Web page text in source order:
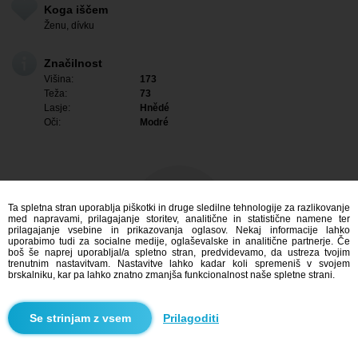
Koga iščem
Ženu, dívku
Značilnost
Višina:
173
Teža:
73
Lasje:
Hnědé
Oči:
Modré
Me zanima
Iskanje
Ta spletna stran uporablja piškotki in druge sledilne tehnologije za razlikovanje
med napravami, prilagajanje storitev, analitične in statistične namene ter
prilagajanje vsebine in prikazovanja oglasov. Nekaj informacije lahko
uporabimo tudi za socialne medije, oglaševalske in analitične partnerje. Če
boš še naprej uporabljal/a spletno stran, predvidevamo, da ustreza tvojim
trenutnim nastavitvam. Nastavitve lahko kadar koli spremeniš v svojem
brskalniku, kar pa lahko znatno zmanjša funkcionalnost naše spletne strani.
Prilagoditi